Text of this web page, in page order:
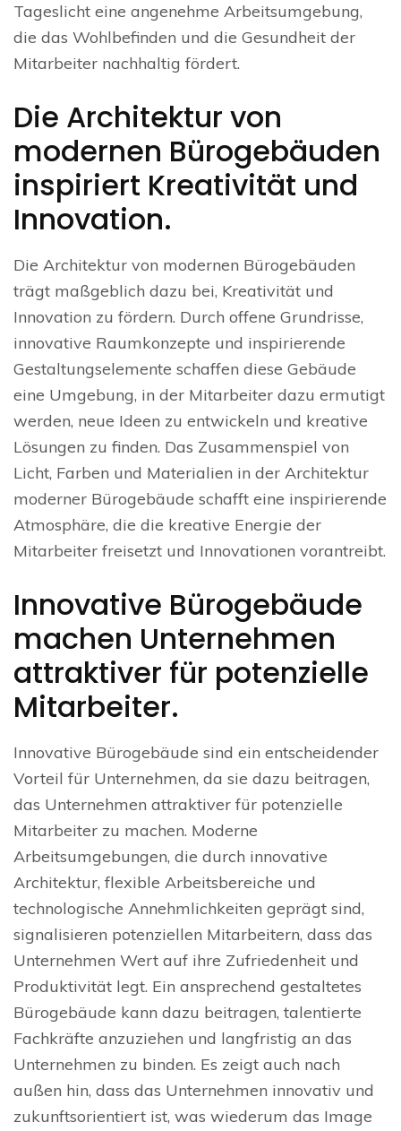
Tageslicht eine angenehme Arbeitsumgebung,
die das Wohlbefinden und die Gesundheit der
Mitarbeiter nachhaltig fördert.
Die Architektur von
modernen Bürogebäuden
inspiriert Kreativität und
Innovation.
Die Architektur von modernen Bürogebäuden
trägt maßgeblich dazu bei, Kreativität und
Innovation zu fördern. Durch offene Grundrisse,
innovative Raumkonzepte und inspirierende
Gestaltungselemente schaffen diese Gebäude
eine Umgebung, in der Mitarbeiter dazu ermutigt
werden, neue Ideen zu entwickeln und kreative
Lösungen zu finden. Das Zusammenspiel von
Licht, Farben und Materialien in der Architektur
moderner Bürogebäude schafft eine inspirierende
Atmosphäre, die die kreative Energie der
Mitarbeiter freisetzt und Innovationen vorantreibt.
Innovative Bürogebäude
machen Unternehmen
attraktiver für potenzielle
Mitarbeiter.
Innovative Bürogebäude sind ein entscheidender
Vorteil für Unternehmen, da sie dazu beitragen,
das Unternehmen attraktiver für potenzielle
Mitarbeiter zu machen. Moderne
Arbeitsumgebungen, die durch innovative
Architektur, flexible Arbeitsbereiche und
technologische Annehmlichkeiten geprägt sind,
signalisieren potenziellen Mitarbeitern, dass das
Unternehmen Wert auf ihre Zufriedenheit und
Produktivität legt. Ein ansprechend gestaltetes
Bürogebäude kann dazu beitragen, talentierte
Fachkräfte anzuziehen und langfristig an das
Unternehmen zu binden. Es zeigt auch nach
außen hin, dass das Unternehmen innovativ und
zukunftsorientiert ist, was wiederum das Image